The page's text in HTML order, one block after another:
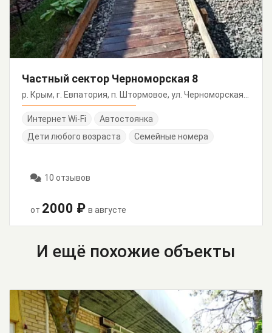
Частный сектор Черноморская 8
р. Крым, г. Евпатория, п. Штормовое, ул. Черноморская, 8
Интернет Wi-Fi
Автостоянка
Дети любого возраста
Семейные номера
10 отзывов
от 2000 ₽ в августе
И ещё похожие объекты